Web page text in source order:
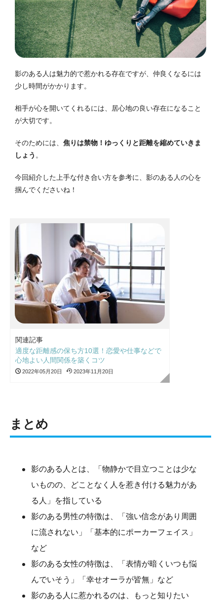
影のある人は魅力的で惹かれる存在ですが、仲良くなるには
少し時間がかかります。
相手が心を開いてくれるには、居心地の良い存在になること
が大切です。
そのためには、 焦りは禁物！ ゆっくりと距離を縮めていきま
しょう 。
今回紹介した上手な付き合い方を参考に、影のある人の心を
掴んでくださいね！
関連記事
適度な距離感の保ち方10選！恋愛や仕事などで
心地よい人間関係を築くコツ
2022年05月20日 2023年11月20日
まとめ
影のある人とは、「物静かで目立つことは少な
いものの、どことなく人を惹き付ける魅力があ
る人」を指している
影のある男性の特徴は、「強い信念があり周囲
に流されない」「基本的にポーカーフェイス」
など
影のある女性の特徴は、「表情が暗くいつも悩
んでいそう」「幸せオーラが皆無」など
影のある人に惹かれるのは、もっと知りたい